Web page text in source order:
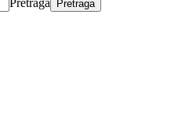
Pretraga